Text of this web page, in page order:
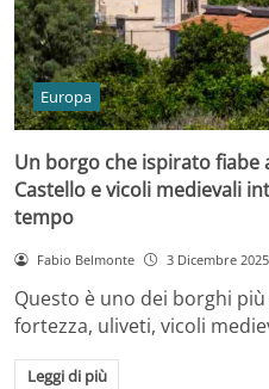
Europa
Un borgo che ispirato fiabe
Castello e vicoli medievali
tempo
Fabio Belmonte 3 Dicembre 2025
Questo è uno dei borghi più
fortezza, uliveti, vicoli
Leggi di più